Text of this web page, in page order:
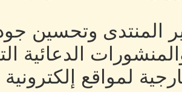
المنتدى وتحسين
الدعائية
لمواقع